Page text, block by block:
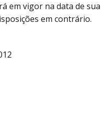
em vigor na data de sua
em contrário.